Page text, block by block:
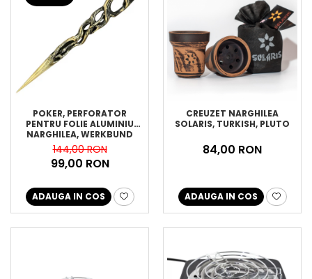
POKER, PERFORATOR
PENTRU FOLIE ALUMINIU
NARGHILEA, WERKBUND
144,00 RON
99,00 RON
ADAUGA IN COS
CREUZET NARGHILEA
SOLARIS, TURKISH, PLUTO
84,00 RON
ADAUGA IN COS